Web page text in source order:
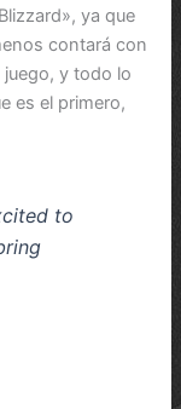
ya que
contará con
y todo lo
es el primero,
to